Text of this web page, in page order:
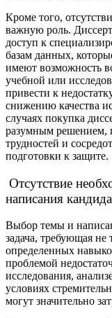
Кроме того,
важную роль.
доступ к
базам данных,
имеют возможность
учебной или
привести к
снижению качества
случаях покупка
разумным решением,
трудностей и
подготовки к защите.
Отсутствие
написания
Выбор темы и
задача, требующая не
определенных
проблемой
исследования,
условиях
могут значительно